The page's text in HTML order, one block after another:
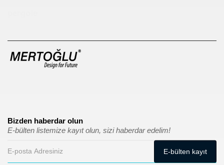
Bizden haberdar olun
E-bülten listemize kayıt olun, sizi haberdar edelim!